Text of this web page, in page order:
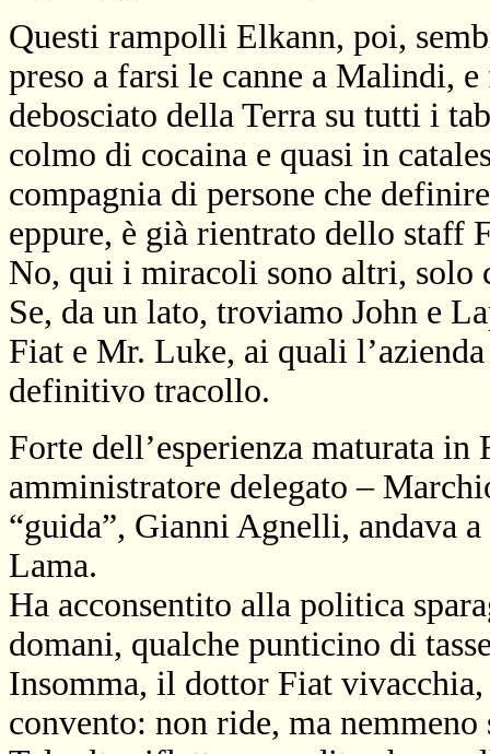
Questi rampolli Elkann, poi,
preso a farsi le canne a Malindi,
debosciato della Terra su tutti i
colmo di cocaina e quasi in
compagnia di persone che
eppure, è già rientrato dello staff
No, qui i miracoli sono altri, solo
Se, da un lato, troviamo John e
Fiat e Mr. Luke, ai quali
definitivo tracollo.
Forte dell’esperienza maturata
amministratore delegato –
“guida”, Gianni Agnelli, andava
Lama.
Ha acconsentito alla politica
domani, qualche punticino di
Insomma, il dottor Fiat vivacchia,
convento: non ride, ma nemmeno